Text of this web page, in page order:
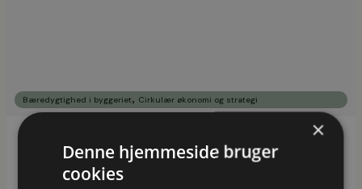
Bæredygtighed i byggeriet, Cirkulær økonomi og strategi
Byggeri i forandring - kompetenceforløb for
Erhvervshus Hovedstaden klæder
×
Denne hjemmeside bruger
cookies